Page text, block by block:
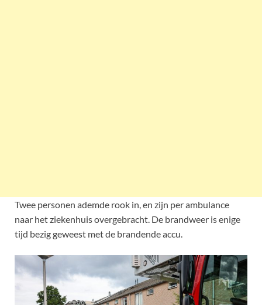
Twee personen ademde rook in, en zijn per ambulance
naar het ziekenhuis overgebracht. De brandweer is enige
tijd bezig geweest met de brandende accu.